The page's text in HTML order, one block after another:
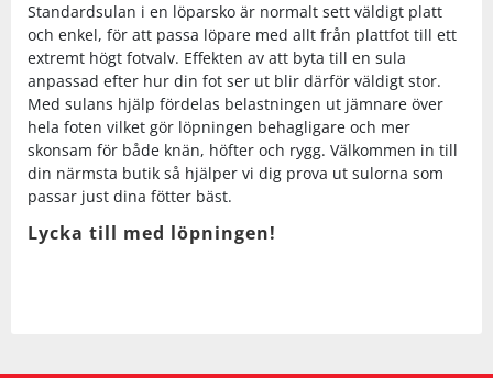
Standardsulan i en löparsko är normalt sett väldigt platt
och enkel, för att passa löpare med allt från plattfot till ett
extremt högt fotvalv. Effekten av att byta till en sula
anpassad efter hur din fot ser ut blir därför väldigt stor.
Med sulans hjälp fördelas belastningen ut jämnare över
hela foten vilket gör löpningen behagligare och mer
skonsam för både knän, höfter och rygg. Välkommen in till
din närmsta butik så hjälper vi dig prova ut sulorna som
passar just dina fötter bäst.
Lycka till med löpningen!